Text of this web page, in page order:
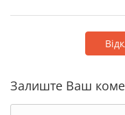
Залиште Ваш